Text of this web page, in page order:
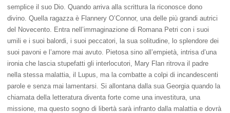
semplice il suo Dio. Quando arriva alla scrittura la riconosce dono
divino. Quella ragazza è Flannery O’Connor, una delle più grandi autrici
del Novecento. Entra nell’immaginazione di Romana Petri con i suoi
umili e i suoi balordi, i suoi peccatori, la sua solitudine, lo splendore dei
suoi pavoni e l’amore mai avuto. Pietosa sino all’empietà, intrisa d’una
ironia che lascia stupefatti gli interlocutori, Mary Flan ritrova il padre
nella stessa malattia, il Lupus, ma la combatte a colpi di incandescenti
parole e senza mai lamentarsi. Si allontana dalla sua Georgia quando la
chiamata della letteratura diventa forte come una investitura, una
missione, ma questo sogno di libertà sarà infranto dalla malattia e dovrà